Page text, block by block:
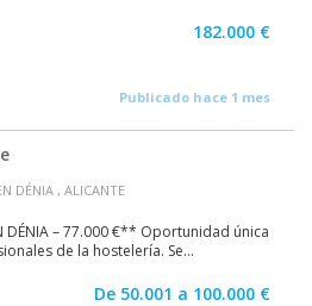
182.000 €
Publicado hace 1 mes
DÉNIA , ALICANTE
DÉNIA – 77.000 €** Oportunidad única
de la hostelería. Se...
De 50.001 a 100.000 €